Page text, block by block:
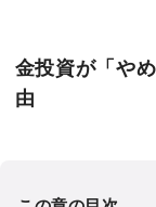
金投資が「や
由